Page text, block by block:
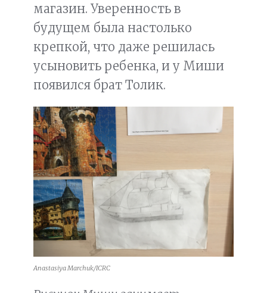
магазин. Уверенность в
будущем была настолько
крепкой, что даже решилась
усыновить ребенка, и у Миши
появился брат Толик.
Anastasiya Marchuk/ICRC